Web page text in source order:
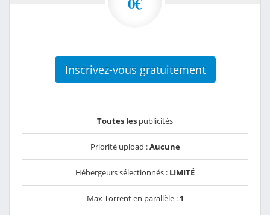
Inscrivez-vous gratuitement
Toutes les publicités
Priorité upload :Aucune
Hébergeurs sélectionnés : LIMITÉ
Max Torrent en parallèle : 1